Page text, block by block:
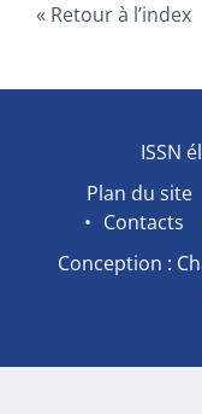
Retour à l’index
ISSN
Plan du site
Contacts
Conception :